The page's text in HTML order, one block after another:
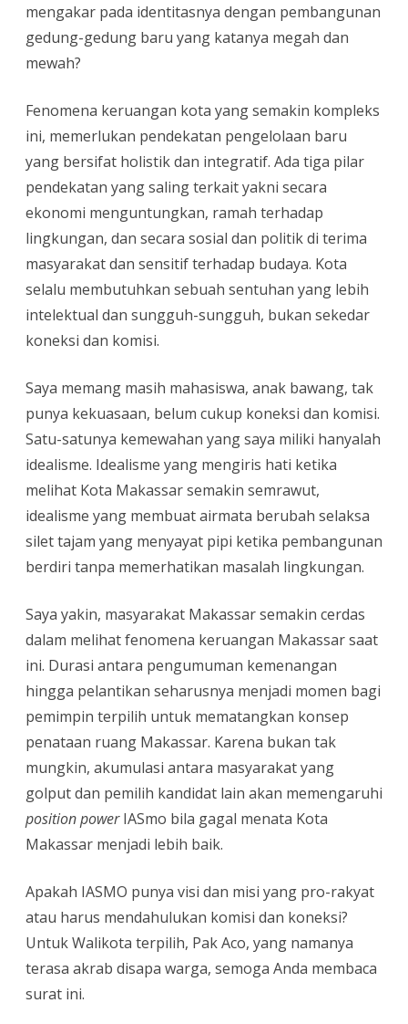
mengakar pada identitasnya dengan pembangunan
gedung-gedung baru yang katanya megah dan
mewah?
Fenomena keruangan kota yang semakin kompleks
ini, memerlukan pendekatan pengelolaan baru
yang bersifat holistik dan integratif. Ada tiga pilar
pendekatan yang saling terkait yakni secara
ekonomi menguntungkan, ramah terhadap
lingkungan, dan secara sosial dan politik di terima
masyarakat dan sensitif terhadap budaya. Kota
selalu membutuhkan sebuah sentuhan yang lebih
intelektual dan sungguh-sungguh, bukan sekedar
koneksi dan komisi.
Saya memang masih mahasiswa, anak bawang, tak
punya kekuasaan, belum cukup koneksi dan komisi.
Satu-satunya kemewahan yang saya miliki hanyalah
idealisme. Idealisme yang mengiris hati ketika
melihat Kota Makassar semakin semrawut,
idealisme yang membuat airmata berubah selaksa
silet tajam yang menyayat pipi ketika pembangunan
berdiri tanpa memerhatikan masalah lingkungan.
Saya yakin, masyarakat Makassar semakin cerdas
dalam melihat fenomena keruangan Makassar saat
ini. Durasi antara pengumuman kemenangan
hingga pelantikan seharusnya menjadi momen bagi
pemimpin terpilih untuk mematangkan konsep
penataan ruang Makassar. Karena bukan tak
mungkin, akumulasi antara masyarakat yang
golput dan pemilih kandidat lain akan memengaruhi
position powerIASmo bila gagal menata Kota
Makassar menjadi lebih baik.
Apakah IASMO punya visi dan misi yang pro-rakyat
atau harus mendahulukan komisi dan koneksi?
Untuk Walikota terpilih, Pak Aco, yang namanya
terasa akrab disapa warga, semoga Anda membaca
surat ini.